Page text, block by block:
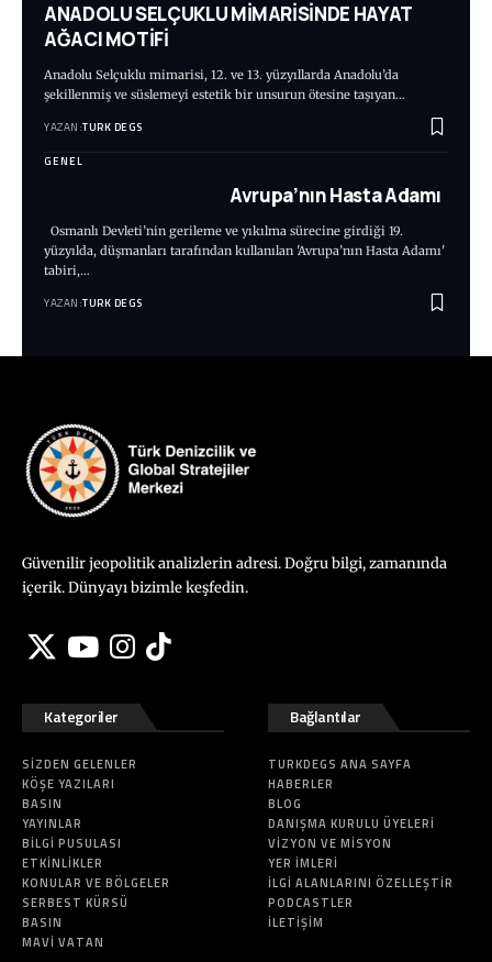
ANADOLU SELÇUKLU MİMARİSİNDE HAYAT
AĞACI MOTİFİ
Anadolu Selçuklu mimarisi, 12. ve 13. yüzyıllarda Anadolu’da
şekillenmiş ve süslemeyi estetik bir unsurun ötesine taşıyan…
YAZAN:TURK DEGS
GENEL
Avrupa’nın Hasta Adamı
Osmanlı Devleti’nin gerileme ve yıkılma sürecine girdiği 19.
yüzyılda, düşmanları tarafından kullanılan 'Avrupa’nın Hasta Adamı'
tabiri,…
YAZAN:TURK DEGS
Güvenilir jeopolitik analizlerin adresi. Doğru bilgi, zamanında
içerik. Dünyayı bizimle keşfedin.
Kategoriler
SIZDEN GELENLER
KÖŞE YAZILARI
BASIN
YAYINLAR
BILGI PUSULASI
ETKINLIKLER
KONULAR VE BÖLGELER
SERBEST KÜRSÜ
BASIN
MAVI VATAN
Bağlantılar
TURKDEGS ANA SAYFA
HABERLER
BLOG
DANIŞMA KURULU ÜYELERI
VIZYON VE MISYON
YER İMLERI
İLGI ALANLARINI ÖZELLEŞTIR
PODCASTLER
İLETIŞIM